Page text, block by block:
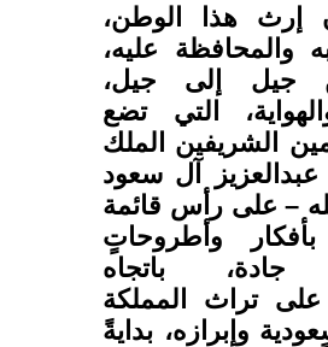
إرث هذا الوطن،
والمحافظة عليه،
جيل إلى جيل،
التي تضع
الشريفين الملك
آل سعود
– على رأس قائمة
بأفكار وأطروحاتٍ
باتجاه
على تراث المملكة
وإبرازه، بدايةً